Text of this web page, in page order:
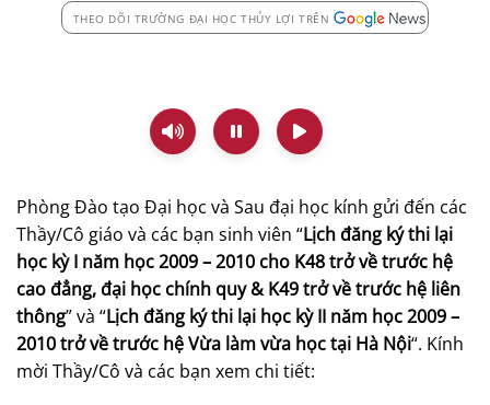
THEO DÕI TRƯỜNG ĐẠI HỌC THỦY LỢI TRÊN
Phòng Đào tạo Đại học và Sau đại học kính gửi đến các
Thầy/Cô giáo và các bạn sinh viên “Lịch đăng ký thi lại
học kỳ I năm học 2009 – 2010 cho K48 trở về trước hệ
cao đẳng, đại học chính quy & K49 trở về trước hệ liên
thông” và “Lịch đăng ký thi lại học kỳ II năm học 2009 –
2010 trở về trước hệ Vừa làm vừa học tại Hà Nội“. Kính
mời Thầy/Cô và các bạn xem chi tiết: